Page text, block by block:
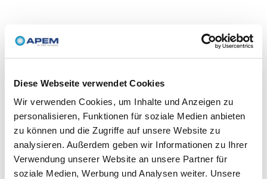
Diese Webseite verwendet Cookies
Wir verwenden Cookies, um Inhalte und Anzeigen zu
personalisieren, Funktionen für soziale Medien anbieten
zu können und die Zugriffe auf unsere Website zu
analysieren. Außerdem geben wir Informationen zu Ihrer
Verwendung unserer Website an unsere Partner für
soziale Medien, Werbung und Analysen weiter. Unsere